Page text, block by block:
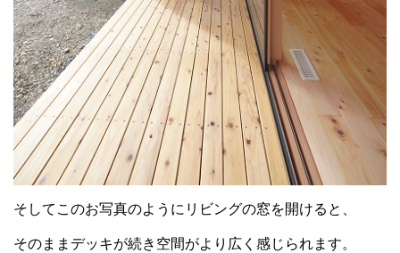
そしてこのお写真のようにリビングの窓を開けると、
そのままデッキが続き空間がより広く感じられます。